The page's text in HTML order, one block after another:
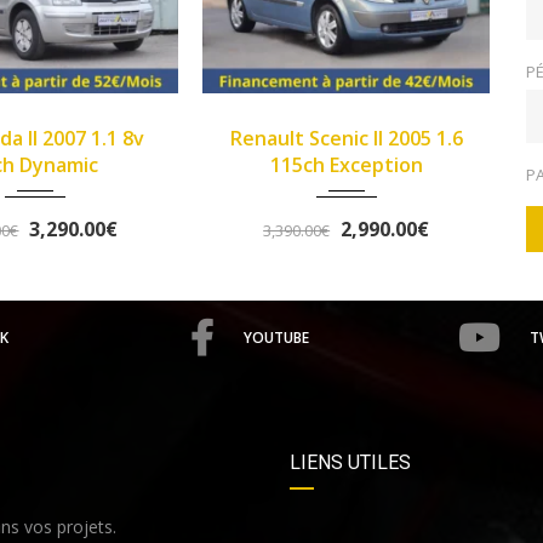
149933
Scenic II 2005 1.6
115ch Exception
3,390.00€ 2,990.00€
102345
>Opel Corsa IV 2013 1.2
Twinport 85ch Graphite
5,758.00€ 5,490.00€
YOUTUBE
vos projets.
LIENS UTILES